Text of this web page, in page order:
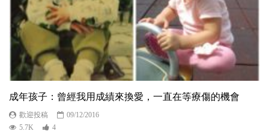
成年孩子：曾經我用成績來換愛，一直在等療傷的機會
歡迎投稿
09/12/2016
5.7K
4